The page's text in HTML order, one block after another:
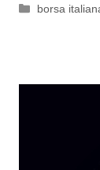
Categorie
borsa